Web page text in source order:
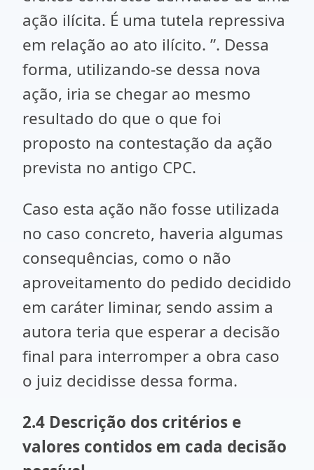
ação ilícita. É uma tutela repressiva
em relação ao ato ilícito. ”. Dessa
forma, utilizando-se dessa nova
ação, iria se chegar ao mesmo
resultado do que o que foi
proposto na contestação da ação
prevista no antigo CPC.
Caso esta ação não fosse utilizada
no caso concreto, haveria algumas
consequências, como o não
aproveitamento do pedido decidido
em caráter liminar, sendo assim a
autora teria que esperar a decisão
final para interromper a obra caso
o juiz decidisse dessa forma.
2.4 Descrição dos critérios e
valores contidos em cada decisão